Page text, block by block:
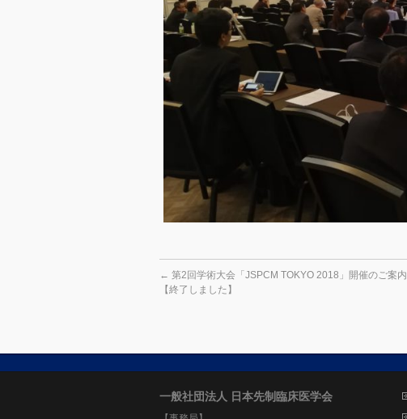
← 第2回学術大会「JSPCM TOKYO 2018」開催のご案内
【終了しました】
一般社団法人 日本先制臨床医学会